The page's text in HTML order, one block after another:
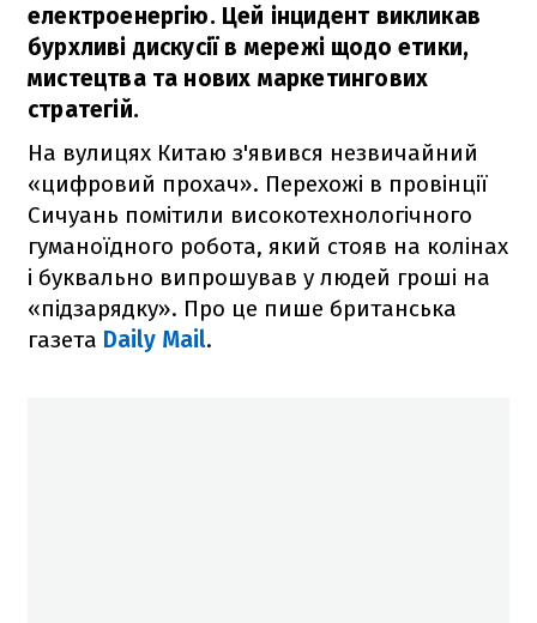
електроенергію. Цей інцидент викликав
бурхливі дискусії в мережі щодо етики,
мистецтва та нових маркетингових
стратегій.
На вулицях Китаю з'явився незвичайний
«цифровий прохач». Перехожі в провінції
Сичуань помітили високотехнологічного
гуманоїдного робота, який стояв на колінах
і буквально випрошував у людей гроші на
«підзарядку». Про це пише британська
газета Daily Mail.